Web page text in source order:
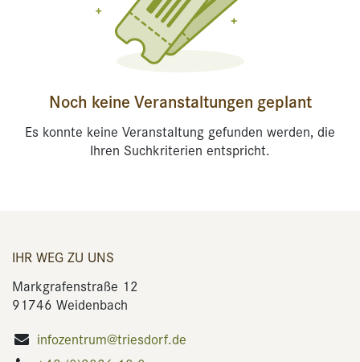
Noch keine Veranstaltungen geplant
Es konnte keine Veranstaltung gefunden werden, die
Ihren Suchkriterien entspricht.
IHR WEG ZU UNS
Markgrafenstraße 12
91746 Weidenbach
infozentrum@triesdorf.de